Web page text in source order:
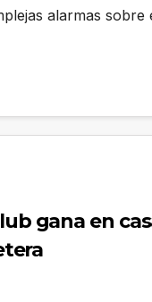
alarmas sobre
gana en